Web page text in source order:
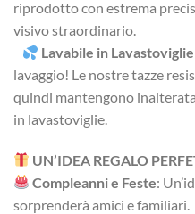
riprodotto con estrema
visivo straordinario.
Lavabile in Lavastoviglie
lavaggio! Le nostre tazze
quindi mantengono
in lavastoviglie.
UN’IDEA REGALO
Compleanni e Feste:
sorprenderà amici e familiari.